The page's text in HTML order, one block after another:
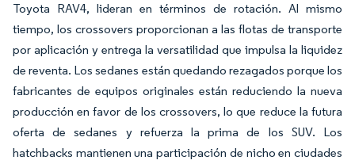
Toyota RAV4, lideran en términos de rotación. Al mismo
tiempo, los crossovers proporcionan a las flotas de transporte
por aplicación y entrega la versatilidad que impulsa la liquidez
de reventa. Los sedanes están quedando rezagados porque los
fabricantes de equipos originales están reduciendo la nueva
producción en favor de los crossovers, lo que reduce la futura
oferta de sedanes y refuerza la prima de los SUV. Los
hatchbacks mantienen una participación de nicho en ciudades